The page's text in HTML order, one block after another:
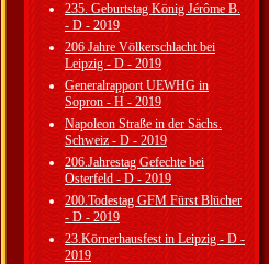
235. Geburtstag König Jérôme B.
- D - 2019
206 Jahre Völkerschlacht bei
Leipzig - D - 2019
Generalrapport UEWHG in
Sopron - H - 2019
Napoleon Straße in der Sächs.
Schweiz - D - 2019
206.Jahrestag Gefechte bei
Osterfeld - D - 2019
200.Todestag GFM Fürst Blücher
- D - 2019
23.Körnerhausfest in Leipzig - D -
2019